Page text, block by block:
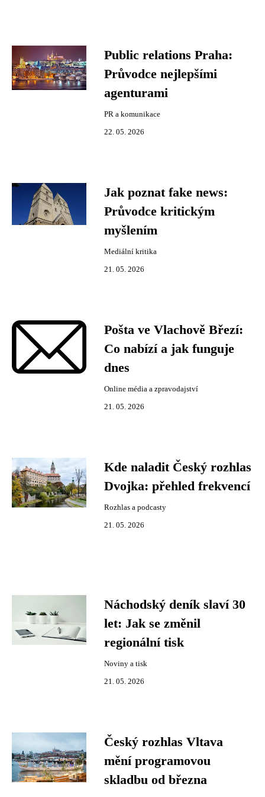
Public relations Praha:
Průvodce nejlepšími
agenturami
PR a komunikace
22. 05. 2026
Jak poznat fake news:
Průvodce kritickým
myšlením
Mediální kritika
21. 05. 2026
Pošta ve Vlachově Březí:
Co nabízí a jak funguje
dnes
Online média a zpravodajství
21. 05. 2026
Kde naladit Český rozhlas
Dvojka: přehled frekvencí
Rozhlas a podcasty
21. 05. 2026
Náchodský deník slaví 30
let: Jak se změnil
regionální tisk
Noviny a tisk
21. 05. 2026
Český rozhlas Vltava
mění programovou
skladbu od března